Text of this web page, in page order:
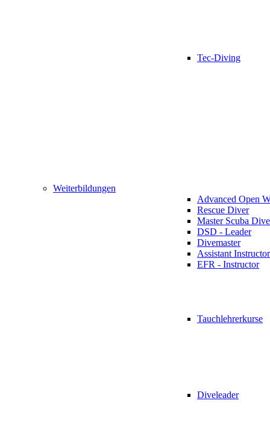
Tec-Diving
Weiterbildungen
Advanced Open
Rescue Diver
Master Scuba
DSD - Leader
Divemaster
Assistant Instructor
EFR - Instructor
Tauchlehrerkurse
Diveleader